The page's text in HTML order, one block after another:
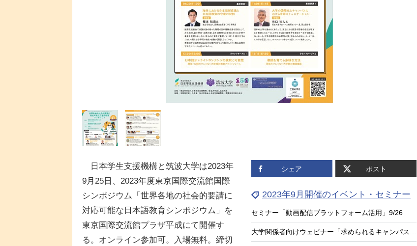
シェア ポスト
2023年9月開催のイベント・セミナー
セミナー「動画配信プラットフォーム活用」9/26
日本学生支援機構と筑波大学は2023年
9月25日、2023年度東京国際交流館国際
シンポジウム「世界各地の社会的要請に
対応可能な日本語教育シンポジウム」を
東京国際交流館プラザ平成にて開催す
る。オンライン参加可。入場無料。締切